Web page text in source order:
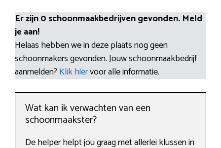
Er zijn 0 schoonmaakbedrijven gevonden. Meld
je aan!
Helaas hebben we in deze plaats nog geen
schoonmakers gevonden. Jouw schoonmaakbedrijf
aanmelden? Klik hiervoor alle informatie.
Wat kan ik verwachten van een
schoonmaakster?
De helper helpt jou graag met allerlei klussen in